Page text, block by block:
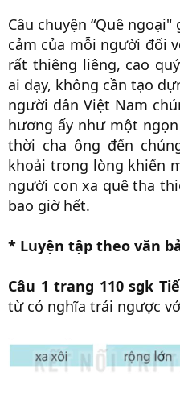
Câu chuyện “Quê
cảm của mỗi người đối
rất thiêng liêng, cao
ai dạy, không cần tạo
người dân Việt Nam
hương ấy như một
thời cha ông đến
khoải trong lòng khiến
người con xa quê tha
bao giờ hết.
* Luyện tập theo văn
Câu 1 trang 110 sgk
từ có nghĩa trái ngược